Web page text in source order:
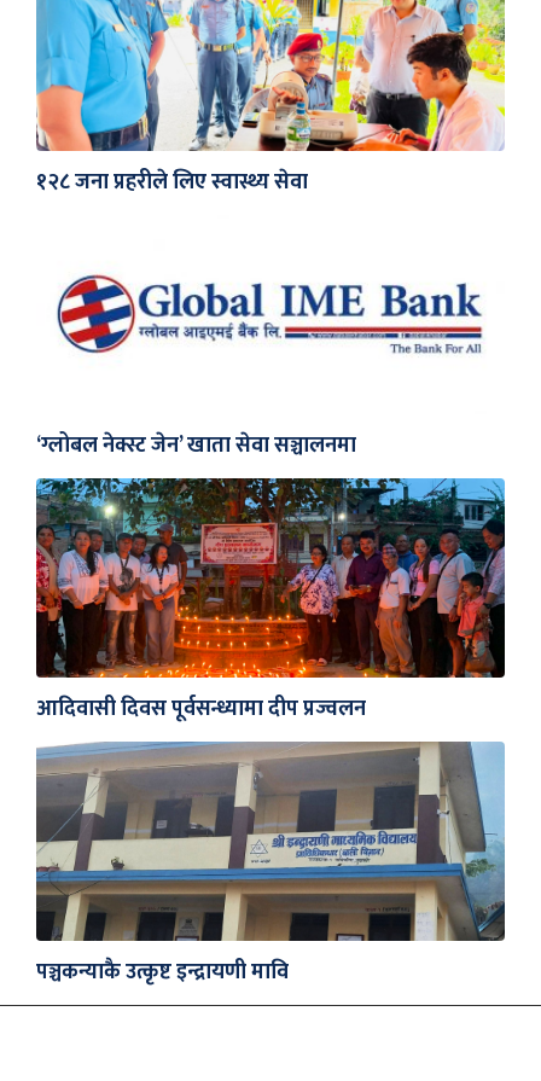
१२८ जना प्रहरीले लिए स्वास्थ्य सेवा
‘ग्लोबल नेक्स्ट जेन’ खाता सेवा सञ्चालनमा
आदिवासी दिवस पूर्वसन्ध्यामा दीप प्रज्वलन
पञ्चकन्याकै उत्कृष्ट इन्द्रायणी मावि